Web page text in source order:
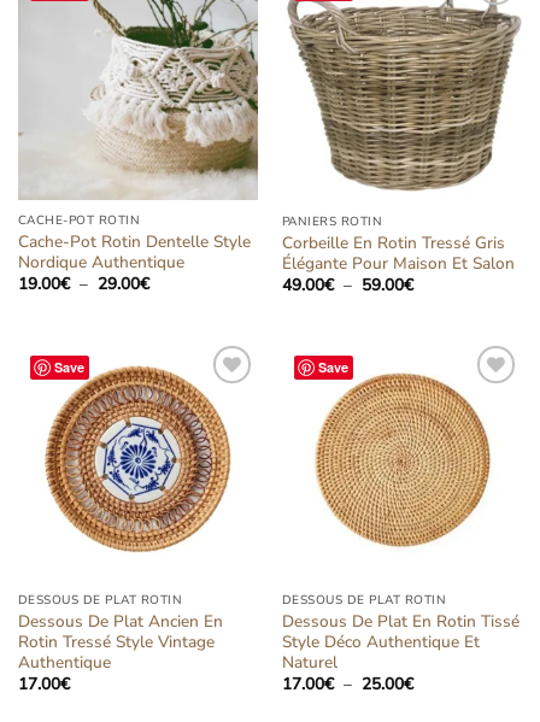
Ajouter
à la liste
d’envies
CACHE-POT ROTIN
Cache-Pot Rotin Dentelle Style
Nordique Authentique
19.00€ – 29.00€Plage
29.00€
Ajouter
à la liste
d’envies
PANIERS ROTIN
Corbeille En Rotin Tressé Gris
Élégante Pour Maison Et Salon
49.00€ – 59.00€Plage
Save
Ajouter
à la liste
d’envies
DESSOUS DE PLAT ROTIN
Dessous De Plat Ancien En
Rotin Tressé Style Vintage
Authentique
17.00€
Save
Ajouter
à la liste
d’envies
DESSOUS DE PLAT ROTIN
Dessous De Plat En Rotin Tissé
Style Déco Authentique Et
Naturel
17.00€ – 25.00€Plage